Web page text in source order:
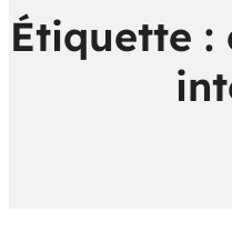
Étiquette :